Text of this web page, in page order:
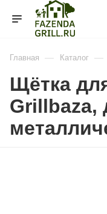
Главная — Каталог —
Щётка
Grillbaza,